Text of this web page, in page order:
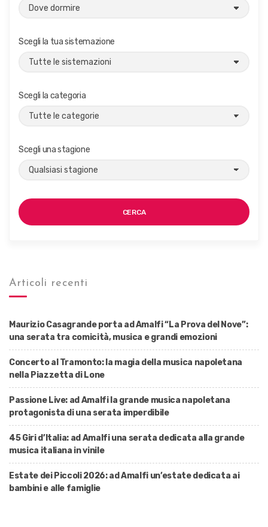
Scegli la tua sistemazione
Scegli la categoria
Scegli una stagione
CERCA
Articoli recenti
Maurizio Casagrande porta ad Amalfi “La Prova del Nove”:
una serata tra comicità, musica e grandi emozioni
Concerto al Tramonto: la magia della musica napoletana
nella Piazzetta di Lone
Passione Live: ad Amalfi la grande musica napoletana
protagonista di una serata imperdibile
45 Giri d’Italia: ad Amalfi una serata dedicata alla grande
musica italiana in vinile
Estate dei Piccoli 2026: ad Amalfi un’estate dedicata ai
bambini e alle famiglie